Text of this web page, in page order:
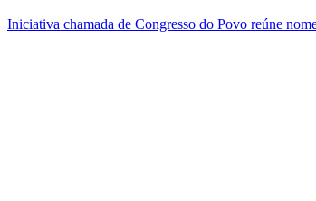
Iniciativa chamada de Congresso do Povo reúne